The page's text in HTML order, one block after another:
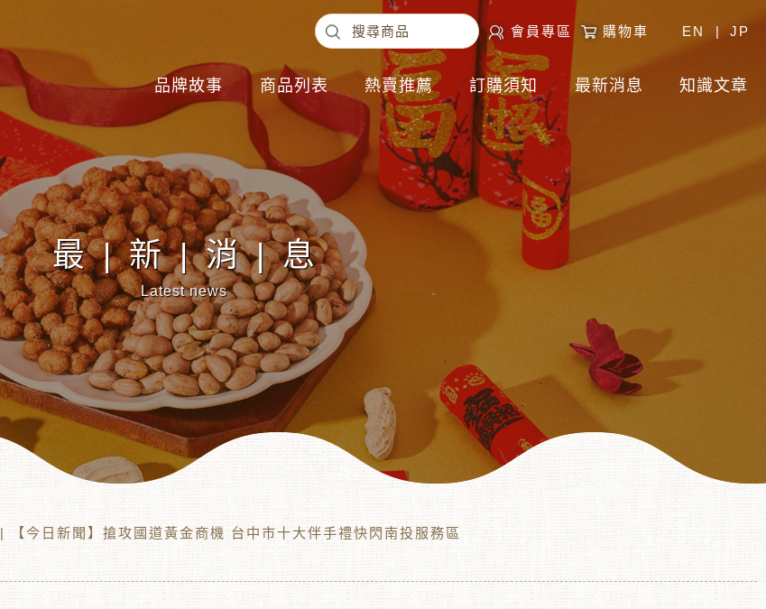
會員專區 購物車 EN | JP
品牌故事 商品列表 熱賣推薦 訂購須知 最新消息 知識文章
最|新|消|息
Latest news
| 【今日新聞】搶攻國道黃金商機 台中市十大伴手禮快閃南投服務區